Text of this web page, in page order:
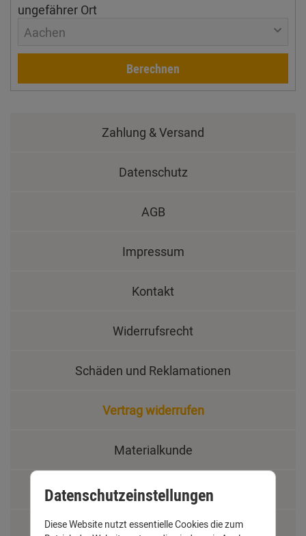
ungefährer Ort
Aachen
Berechnen
Zahlung & Versand
Datenschutz
AGB
Impressum
Kontakt
Widerrufsrecht
Schäden und Reklamationen
Vertrag widerrufen
Materialkunde
Fachbegriffe
Jobs
Datenschutzeinstellungen
Diese Website nutzt essentielle Cookies die zum